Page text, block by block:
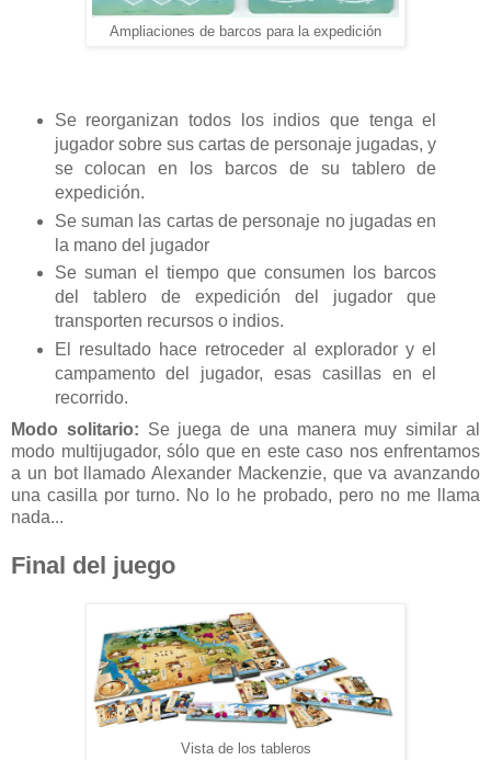
Ampliaciones de barcos para la expedición
Se reorganizan todos los indios que tenga el
jugador sobre sus cartas de personaje jugadas, y
se colocan en los barcos de su tablero de
expedición.
Se suman las cartas de personaje no jugadas en
la mano del jugador
Se suman el tiempo que consumen los barcos
del tablero de expedición del jugador que
transporten recursos o indios.
El resultado hace retroceder al explorador y el
campamento del jugador, esas casillas en el
recorrido.
Modo solitario: Se juega de una manera muy similar al
modo multijugador, sólo que en este caso nos enfrentamos
a un bot llamado Alexander Mackenzie, que va avanzando
una casilla por turno. No lo he probado, pero no me llama
nada...
Final del juego
Vista de los tableros